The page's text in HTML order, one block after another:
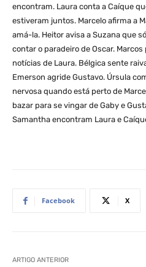
encontram. Laura conta a Caíque
estiveram juntos. Marcelo afirma a
amá-la. Heitor avisa a Suzana que
contar o paradeiro de Oscar.
notícias de Laura. Bélgica sente
Emerson agride Gustavo. Úrsula
nervosa quando está perto de
bazar para se vingar de Gaby e
Samantha encontram Laura e
Facebook X
ARTIGO ANTERIOR